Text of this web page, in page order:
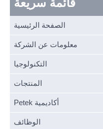
قائمة سريعة
الصفحة الرئيسية
معلومات عن الشركة
التكنولوجيا
المنتجات
Petek أكاديمية
الوظائف